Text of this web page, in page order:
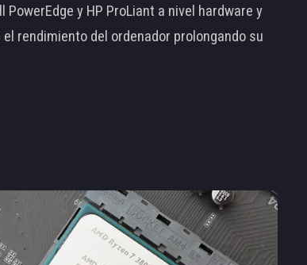
PowerEdge y HP ProLiant a nivel hardware y
rendimiento del ordenador prolongando su